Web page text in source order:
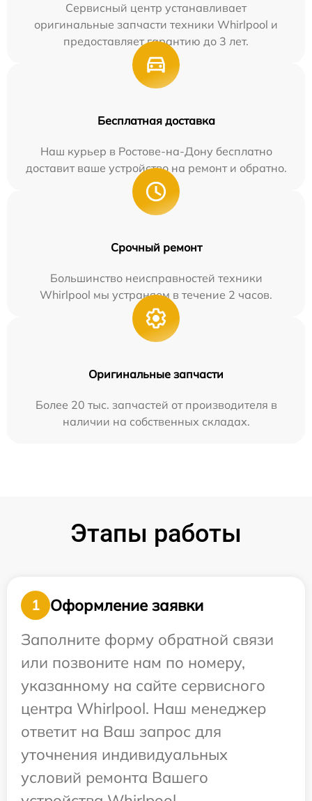
Сервисный центр устанавливает
оригинальные запчасти техники Whirlpool и
предоставляет гарантию до 3 лет.
Бесплатная доставка
Наш курьер в Ростове-на-Дону бесплатно
доставит ваше устройство на ремонт и обратно.
Срочный ремонт
Большинство неисправностей техники
Whirlpool мы устраняем в течение 2 часов.
Оригинальные запчасти
Более 20 тыс. запчастей от производителя в
наличии на собственных складах.
Этапы работы
1
Оформление заявки
Заполните форму обратной связи
или позвоните нам по номеру,
указанному на сайте сервисного
центра Whirlpool. Наш менеджер
ответит на Ваш запрос для
уточнения индивидуальных
условий ремонта Вашего